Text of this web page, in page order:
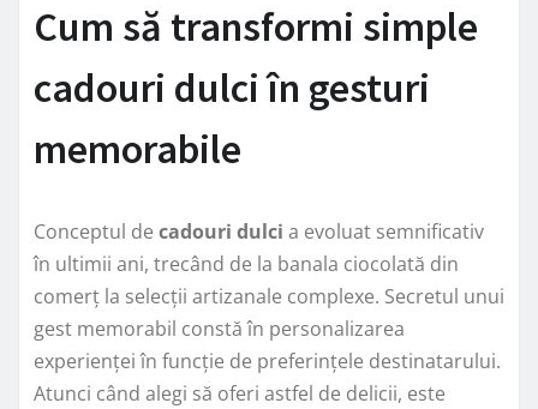
Cum să transformi simple
cadouri dulci în gesturi
memorabile
Conceptul de cadouri dulci a evoluat semnificativ
în ultimii ani, trecând de la banala ciocolată din
comerț la selecții artizanale complexe. Secretul unui
gest memorabil constă în personalizarea
experienței în funcție de preferințele destinatarului.
Atunci când alegi să oferi astfel de delicii, este